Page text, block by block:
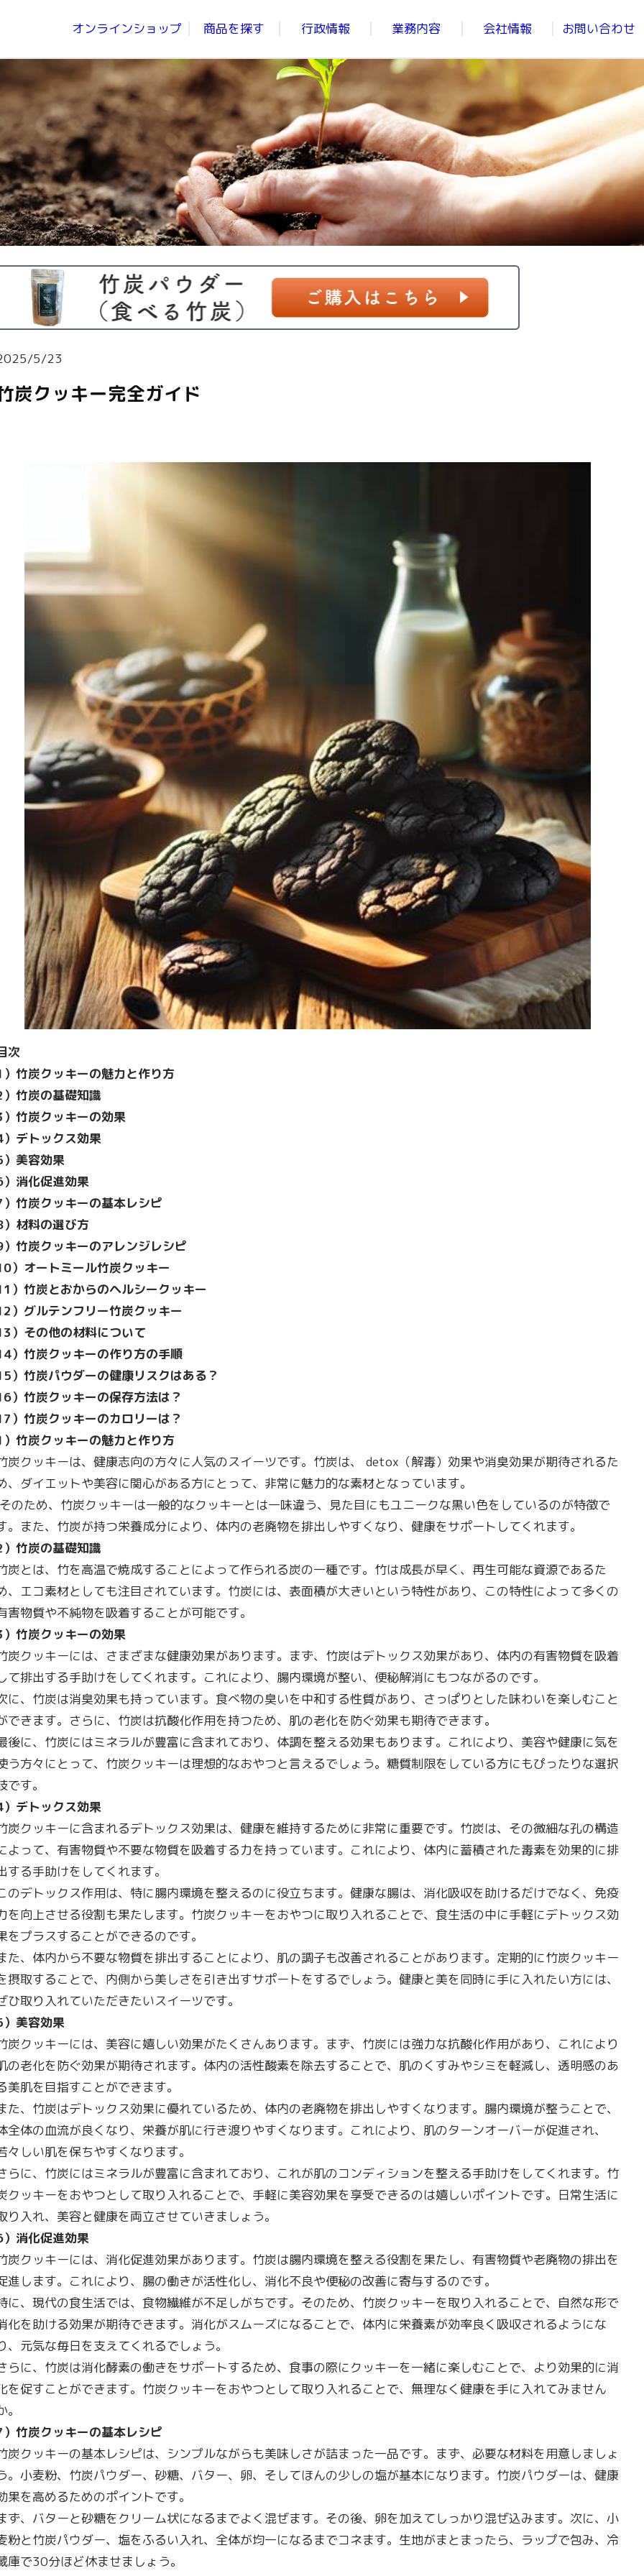
オンラインショップ 商品を探す 行政情報 業務内容 会社情報 お問い合わせ
5/23
炭クッキー完全ガイド
次
）竹炭クッキーの魅力と作り方
）竹炭の基礎知識
）竹炭クッキーの効果
）デトックス効果
）美容効果
）消化促進効果
）竹炭クッキーの基本レシピ
）材料の選び方
）竹炭クッキーのアレンジレシピ
）オートミール竹炭クッキー
）竹炭とおからのヘルシークッキー
）グルテンフリー竹炭クッキー
）その他の材料について
）竹炭クッキーの作り方の手順
）竹炭パウダーの健康リスクはある？
）竹炭クッキーの保存方法は？
）竹炭クッキーのカロリーは？
）竹炭クッキーの魅力と作り方
炭クッキーは、健康志向の方々に人気のスイーツです。竹炭は、 detox（解毒）効果や消臭効果が期待されるた
、ダイエットや美容に関心がある方にとって、非常に魅力的な素材となっています。
のため、竹炭クッキーは一般的なクッキーとは一味違う、見た目にもユニークな黒い色をしているのが特徴で
。また、竹炭が持つ栄養成分により、体内の老廃物を排出しやすくなり、健康をサポートしてくれます。
）竹炭の基礎知識
炭とは、竹を高温で焼成することによって作られる炭の一種です。竹は成長が早く、再生可能な資源であるた
、エコ素材としても注目されています。竹炭には、表面積が大きいという特性があり、この特性によって多くの
害物質や不純物を吸着することが可能です。
）竹炭クッキーの効果
炭クッキーには、さまざまな健康効果があります。まず、竹炭はデトックス効果があり、体内の有害物質を吸着
て排出する手助けをしてくれます。これにより、腸内環境が整い、便秘解消にもつながるのです。
に、竹炭は消臭効果も持っています。食べ物の臭いを中和する性質があり、さっぱりとした味わいを楽しむこと
できます。さらに、竹炭は抗酸化作用を持つため、肌の老化を防ぐ効果も期待できます。
後に、竹炭にはミネラルが豊富に含まれており、体調を整える効果もあります。これにより、美容や健康に気を
う方々にとって、竹炭クッキーは理想的なおやつと言えるでしょう。糖質制限をしている方にもぴったりな選択
です。
）デトックス効果
炭クッキーに含まれるデトックス効果は、健康を維持するために非常に重要です。竹炭は、その微細な孔の構造
よって、有害物質や不要な物質を吸着する力を持っています。これにより、体内に蓄積された毒素を効果的に排
する手助けをしてくれます。
のデトックス作用は、特に腸内環境を整えるのに役立ちます。健康な腸は、消化吸収を助けるだけでなく、免疫
を向上させる役割も果たします。竹炭クッキーをおやつに取り入れることで、食生活の中に手軽にデトックス効
をプラスすることができるのです。
た、体内から不要な物質を排出することにより、肌の調子も改善されることがあります。定期的に竹炭クッキー
摂取することで、内側から美しさを引き出すサポートをするでしょう。健康と美を同時に手に入れたい方には、
ひ取り入れていただきたいスイーツです。
）美容効果
炭クッキーには、美容に嬉しい効果がたくさんあります。まず、竹炭には強力な抗酸化作用があり、これにより
の老化を防ぐ効果が期待されます。体内の活性酸素を除去することで、肌のくすみやシミを軽減し、透明感のあ
美肌を目指すことができます。
た、竹炭はデトックス効果に優れているため、体内の老廃物を排出しやすくなります。腸内環境が整うことで、
全体の血流が良くなり、栄養が肌に行き渡りやすくなります。これにより、肌のターンオーバーが促進され、
々しい肌を保ちやすくなります。
らに、竹炭にはミネラルが豊富に含まれており、これが肌のコンディションを整える手助けをしてくれます。竹
クッキーをおやつとして取り入れることで、手軽に美容効果を享受できるのは嬉しいポイントです。日常生活に
り入れ、美容と健康を両立させていきましょう。
）消化促進効果
炭クッキーには、消化促進効果があります。竹炭は腸内環境を整える役割を果たし、有害物質や老廃物の排出を
進します。これにより、腸の働きが活性化し、消化不良や便秘の改善に寄与するのです。
に、現代の食生活では、食物繊維が不足しがちです。そのため、竹炭クッキーを取り入れることで、自然な形で
化を助ける効果が期待できます。消化がスムーズになることで、体内に栄養素が効率良く吸収されるようにな
、元気な毎日を支えてくれるでしょう。
らに、竹炭は消化酵素の働きをサポートするため、食事の際にクッキーを一緒に楽しむことで、より効果的に消
を促すことができます。竹炭クッキーをおやつとして取り入れることで、無理なく健康を手に入れてみません
。
）竹炭クッキーの基本レシピ
炭クッキーの基本レシピは、シンプルながらも美味しさが詰まった一品です。まず、必要な材料を用意しましょ
。小麦粉、竹炭パウダー、砂糖、バター、卵、そしてほんの少しの塩が基本になります。竹炭パウダーは、健康
果を高めるためのポイントです。
ず、バターと砂糖をクリーム状になるまでよく混ぜます。その後、卵を加えてしっかり混ぜ込みます。次に、小
粉と竹炭パウダー、塩をふるい入れ、全体が均一になるまでコネます。生地がまとまったら、ラップで包み、冷
庫で30分ほど休ませましょう。